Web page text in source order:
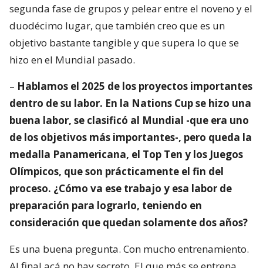
segunda fase de grupos y pelear entre el noveno y el
duodécimo lugar, que también creo que es un
objetivo bastante tangible y que supera lo que se
hizo en el Mundial pasado.
– Hablamos el 2025 de los proyectos importantes
dentro de su labor. En la Nations Cup se hizo una
buena labor, se clasificó al Mundial -que era uno
de los objetivos más importantes-, pero queda la
medalla Panamericana, el Top Ten y los Juegos
Olímpicos, que son prácticamente el fin del
proceso. ¿Cómo va ese trabajo y esa labor de
preparación para lograrlo, teniendo en
consideración que quedan solamente dos años?
Es una buena pregunta. Con mucho entrenamiento.